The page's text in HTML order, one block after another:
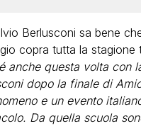
Berlusconi sa bene
copra tutta la stagione
anche questa volta con
dopo la finale di
e un evento
Da quella scuola